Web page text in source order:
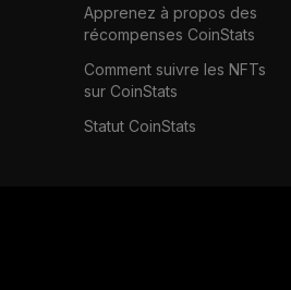
Apprenez à propos des
récompenses CoinStats
Comment suivre les NFTs
sur CoinStats
Statut CoinStats